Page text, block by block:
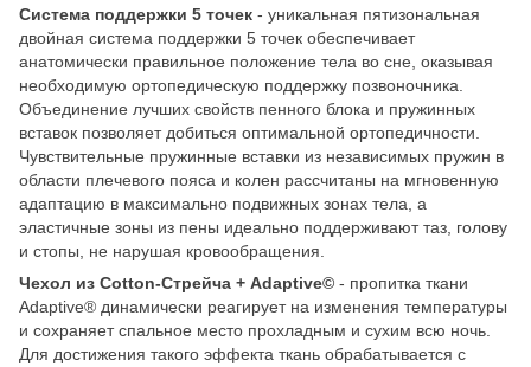
Система поддержки 5 точек - уникальная пятизональная
двойная система поддержки 5 точек обеспечивает
анатомически правильное положение тела во сне, оказывая
необходимую ортопедическую поддержку позвоночника.
Объединение лучших свойств пенного блока и пружинных
вставок позволяет добиться оптимальной ортопедичности.
Чувствительные пружинные вставки из независимых пружин в
области плечевого пояса и колен рассчитаны на мгновенную
адаптацию в максимально подвижных зонах тела, а
эластичные зоны из пены идеально поддерживают таз, голову
и стопы, не нарушая кровообращения.
Чехол из Cotton-Стрейча + Adaptive© - пропитка ткани
Adaptive® динамически реагирует на изменения температуры
и сохраняет спальное место прохладным и сухим всю ночь.
Для достижения такого эффекта ткань обрабатывается с